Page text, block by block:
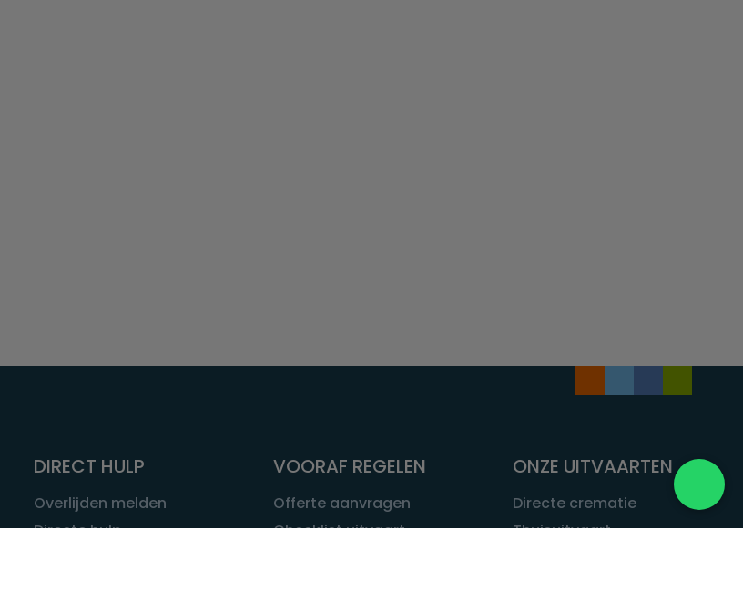
DIRECT HULP
Overlijden melden
Directe hulp
VOORAF REGELEN
Offerte aanvragen
Checklist uitvaart
ONZE UITVAARTEN
Directe crematie
Thuisuitvaart